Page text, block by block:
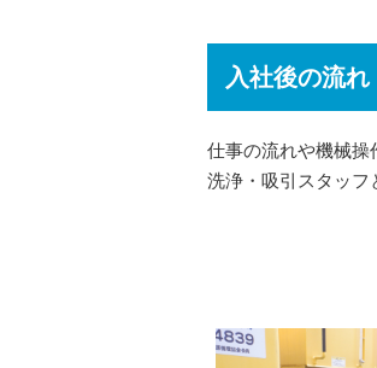
入社後の流れ
仕事の流れや機械操
洗浄・吸引スタッフ